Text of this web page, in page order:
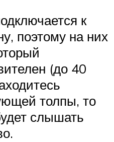
к
поэтому на них
(до 40
толпы, то
слышать